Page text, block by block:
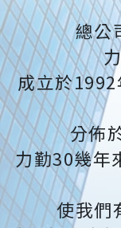
總公
成立於
分佈
力勤30幾年
使我們